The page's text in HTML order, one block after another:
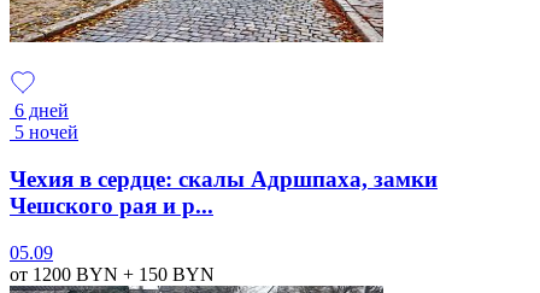
6 дней
5 ночей
Чехия в сердце: скалы Адршпаха, замки
Чешского рая и р...
05.09
от 1200 BYN + 150 BYN